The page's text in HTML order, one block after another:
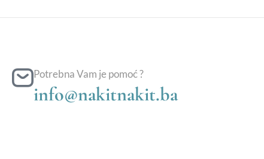
Potrebna Vam je pomoć ?
info@nakitnakit.ba